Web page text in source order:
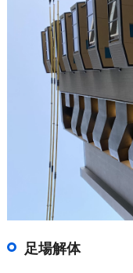
足場解体